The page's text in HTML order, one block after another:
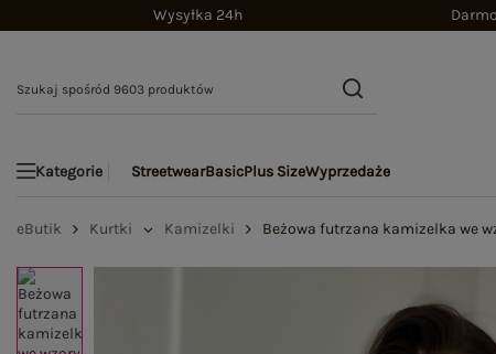
Wysyłka 24h
Kategorie StreetwearBasicPlus SizeWyprzedaże
eButik Kurtki Kamizelki Beżowa futrzana kamizelka we